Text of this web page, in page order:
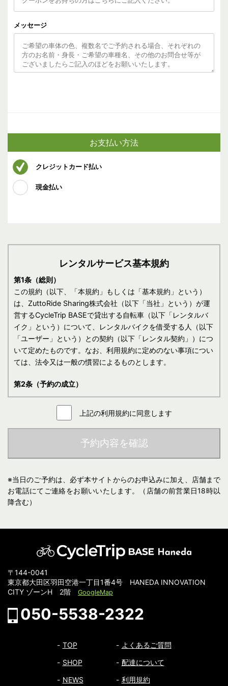
メッセージ
お支払い方法
クレジットカード払い
現金払い
レンタルサービス基本規約
第1条（総則）
この規約（以下、「本規約」もしくは「基本規約」という）
は、ZuttoRide Sharing株式会社（以下「当社」という）が運
営するCycleTrip BASEで貸出する自転車（以下「レンタルバ
イク」という）について、レンタルバイクを借受する人（以下
「ユーザー」という）との契約（以下「レンタル契約」）につ
いて定めたものです。なお、利用規約に定めのない事項につい
ては、法令又は一般の慣習によるものとします。
第2条（予約の成立）
(1)ユーザーは、レンタルバイクを借りるにあたり、当社所定
の料金に同意のうえ、WEB上より、予め車種、レンタル開
始日時、返却日時、宅配場所、運転者、ヘルメット等付属
品の要否、その他の条件（以下「レンタル条件」という）
(2)当社は、ユーザーから予約申込があったときは、原則、当
社の保有するレンタルバイクの範囲内で予約に応ずるもの
いいたします。長期レンタル（以下、1週間以上のレンタル
料金プランが対象）をご利用の方は、レンタルされる車両
の販売価格帯に応じたデポジット料金のお支払いをお願い
いたします。デポジット料金に関しては、レンタルバイク
返却時に傷や故障、利用規約違反等の問題点がないと判断
された場合は、当社からユーザーに全額返金するものとし
ます。
レンタル車両価格帯 ¥50,000以下
¥50,000〜
¥150,000
デポジット金額（DP） ¥30,000
上記の利用規約に同意します
予約内容を確認
※当日のご予約は、必ず本サイトからのお申込みに加え、店舗まで
お電話にてご連絡をお願いいたします。（店舗の前営業日18時以
降含む）
〒144-0041
東京都大田区羽田空港一丁目1番4号 HANEDA INNOVATION
CITY ゾーンH 2階 GoogleMap
050-5538-2322
TOP
SHOP
NEWS
よくあるご質問
配達について
利用規約